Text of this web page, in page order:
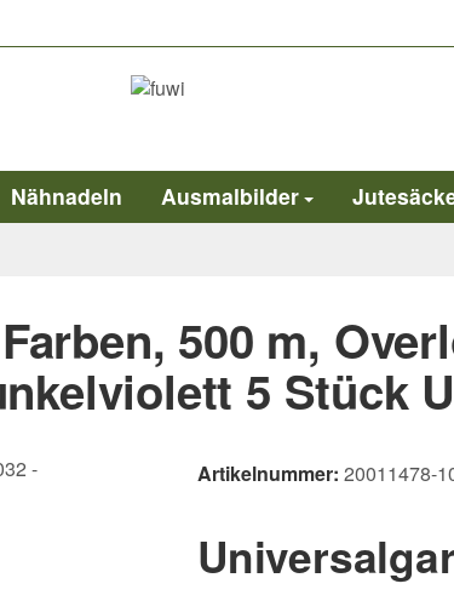
Nähnadeln Ausmalbilder
500 m,
5 Stück
Artikelnummer: 20011478-